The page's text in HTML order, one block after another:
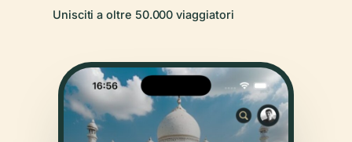
Unisciti a oltre 50.000 viaggiatori